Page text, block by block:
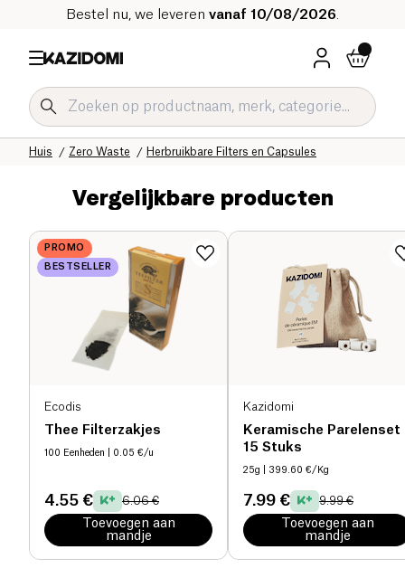
Bestel nu, we leveren vanaf 10/08/2026
Herbruikbare Filters en Capsules
Zero Waste
Huis
Onze biologische catalogus
Home
Vergelijkbare producten
PROMO
BESTSELLER
Ecodis
Thee Filterzakjes
100 Eenheden | 0.05 €/u
4.55 € 6.06 €
Toevoegen aan
mandje
Kazidomi
Keramische Parelenset
15 Stuks
25g | 399.60 €/Kg
7.99 € 9.99 €
Toevoegen aan
mandje